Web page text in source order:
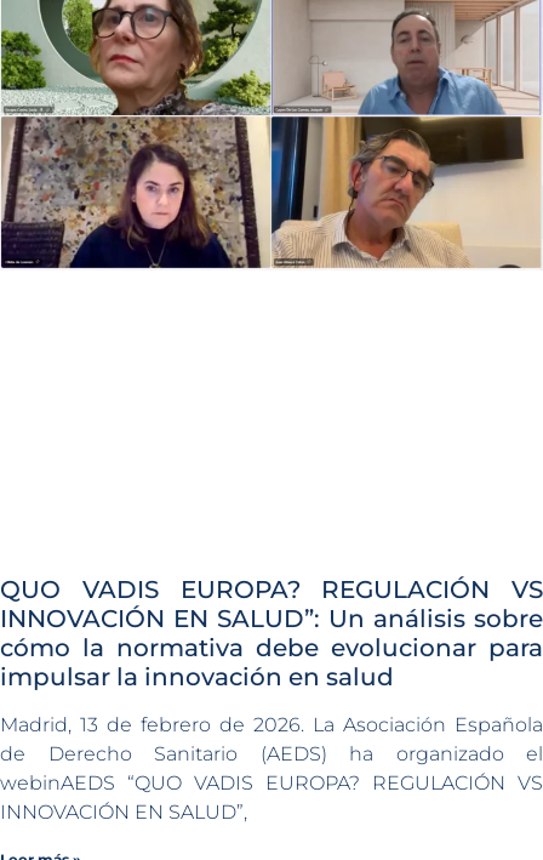
QUO VADIS EUROPA? REGULACIÓN VS
INNOVACIÓN EN SALUD”: Un análisis sobre
cómo la normativa debe evolucionar para
impulsar la innovación en salud
Madrid, 13 de febrero de 2026. La Asociación Española
de Derecho Sanitario (AEDS) ha organizado el
webinAEDS “QUO VADIS EUROPA? REGULACIÓN VS
INNOVACIÓN EN SALUD”,